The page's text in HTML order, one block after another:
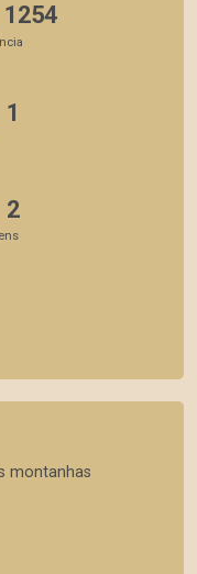
1254
1
2
montanhas